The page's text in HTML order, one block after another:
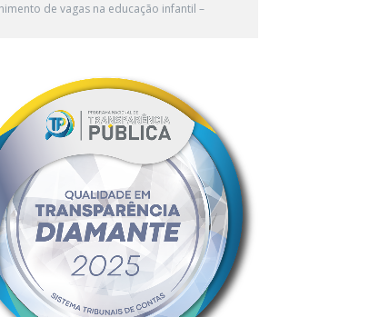
de vagas na educação infantil –